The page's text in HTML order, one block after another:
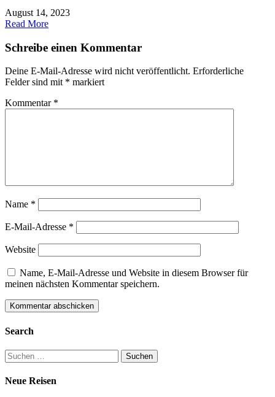
August 14, 2023
Read More
Schreibe einen Kommentar
Deine E-Mail-Adresse wird nicht veröffentlicht. Erforderliche
Felder sind mit * markiert
Kommentar *
Name *
E-Mail-Adresse *
Website
Name, E-Mail-Adresse und Website in diesem Browser für
meinen nächsten Kommentar speichern.
Search
Suchen
nach:
Neue Reisen